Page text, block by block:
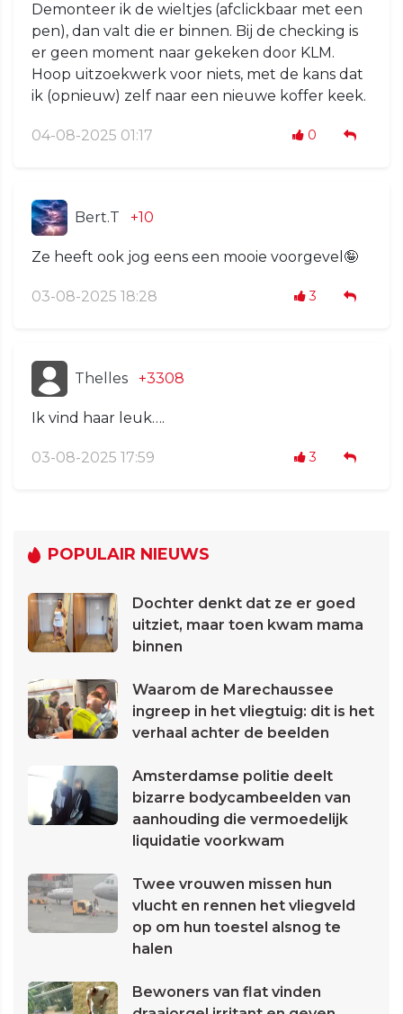
Demonteer ik de wieltjes (afclickbaar met een
pen), dan valt die er binnen. Bij de checking is
er geen moment naar gekeken door KLM.
Hoop uitzoekwerk voor niets, met de kans dat
ik (opnieuw) zelf naar een nieuwe koffer keek.
04-08-2025 01:17 0
Bert.T +10
Ze heeft ook jog eens een mooie voorgevel🤪
03-08-2025 18:28 3
Thelles +3308
Ik vind haar leuk….
03-08-2025 17:59 3
POPULAIR NIEUWS
Dochter denkt dat ze er goed
uitziet, maar toen kwam mama
binnen
Waarom de Marechaussee
ingreep in het vliegtuig: dit is het
verhaal achter de beelden
Amsterdamse politie deelt
bizarre bodycambeelden van
aanhouding die vermoedelijk
liquidatie voorkwam
Twee vrouwen missen hun
vlucht en rennen het vliegveld
op om hun toestel alsnog te
halen
Bewoners van flat vinden